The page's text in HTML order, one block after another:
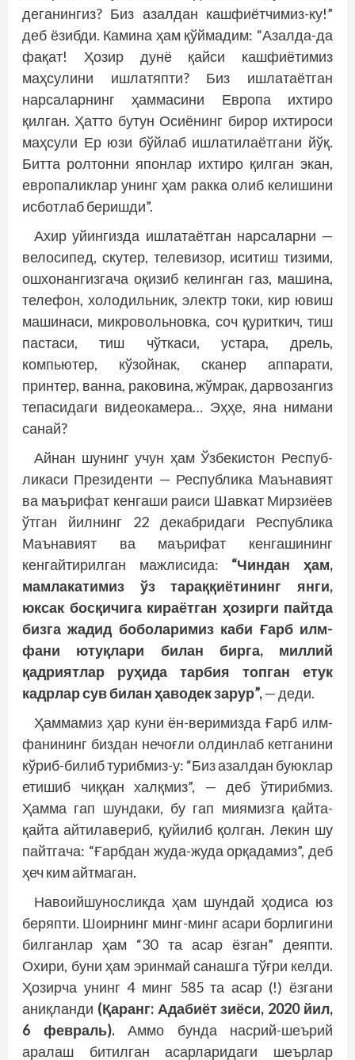
деганингиз? Биз азалдан кашфиётчимиз-ку!”
деб ёзибди. Камина ҳам қўймадим: “Азалда-да
фақат! Ҳозир дунё қайси кашфиётимиз
маҳсулини ишлат­япти? Биз ишлатаётган
нарсаларнинг ҳаммасини Европа ихтиро
қилган. Ҳатто бутун Осиёнинг бирор ихтироси
маҳсули Ер юзи бўйлаб ишлатилаётгани йўқ.
Битта ролтонни японлар ихтиро қилган экан,
европаликлар унинг ҳам ракка олиб келишини
исботлаб беришди”.
Ахир уйингизда ишлатаётган нарсаларни —
велосипед, скутер, телевизор, иситиш тизими,
ошхонангизгача оқизиб келинган газ, машина,
телефон, холодильник, электр токи, кир ювиш
машинаси, микровольновка, соч қуриткич, тиш
пастаси, тиш чўткаси, устара, дрель,
компьютер, кўзойнак, сканер аппарати,
принтер, ванна, раковина, жўмрак, дарвозангиз
тепасидаги видеокамера… Эҳҳе, яна нимани
санай?
Айнан шунинг учун ҳам Ўзбекистон Респуб­
ликаси Президенти — Республика Маънавият
ва маърифат кенгаши раиси Шавкат Мирзиёев
ўтган йилнинг 22 декабридаги Республика
Маънавият ва маърифат кенгашининг
кенгайтирилган мажлисида: “Чиндан ҳам,
мамлакатимиз ўз тараққиётининг янги,
юксак босқичига кираётган ҳозирги пайтда
бизга жадид боболаримиз каби Ғарб илм-
фани ютуқлари билан бирга, миллий
қадриятлар руҳида тарбия топган етук
кадрлар сув билан ҳаводек зарур”,— деди.
Ҳаммамиз ҳар куни ён-веримизда Ғарб илм-
фанининг биздан нечоғли олдинлаб кетганини
кўриб-билиб турибмиз-у: “Биз азалдан буюклар
етишиб чиққан халқмиз”, — деб ўтирибмиз.
Ҳамма гап шундаки, бу гап миямизга қайта-
қайта айтилавериб, қуйилиб қолган. Лекин шу
пайтгача: “Ғарбдан жуда-жуда орқадамиз”, деб
ҳеч ким айтмаган.
Навоийшуносликда ҳам шундай ҳодиса юз
беряпти. Шоирнинг минг-минг асари борлигини
билганлар ҳам “30 та асар ёзган” деяпти.
Охири, буни ҳам эринмай санашга тўғри келди.
Ҳозирча унинг 4 минг 585 та асар (!) ёзгани
аниқланди (Қаранг: Адабиёт зиёси, 2020 йил,
6 февраль).Аммо бунда насрий-шеърий
аралаш битилган асарларидаги шеърлар